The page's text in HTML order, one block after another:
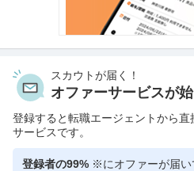
スカウトが届く！
オファーサービスが
登録すると転職エージェントから直
サービスです。
登録者の99% ※にオファーが届い